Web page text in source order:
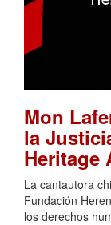
Mon
la
Heritage
La cantautora
Fundación
los derechos